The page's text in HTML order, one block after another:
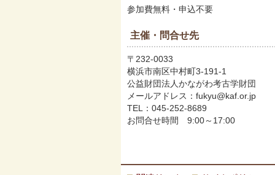
参加費無料・申込不要
主催・問合せ先
〒232-0033
横浜市南区中村町3-191-1
公益財団法人かながわ考古学財団
メールアドレス：fukyu@kaf.or.jp
TEL：045-252-8689
お問合せ時間 9:00～17:00